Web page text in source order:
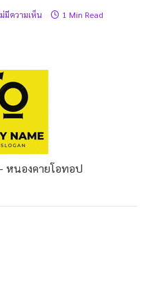
มีความเห็น 1 Min Read
หนองคายโอทอป